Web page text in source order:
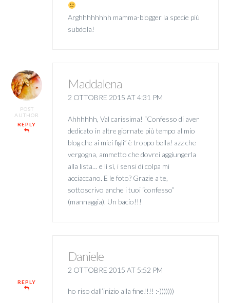
Arghhhhhhhh mamma-blogger la specie più
subdola!
POST
AUTHOR
REPLY
Maddalena
2 OTTOBRE 2015 AT 4:31 PM
Ahhhhhh, Val carissima! “Confesso di aver
dedicato in altre giornate più tempo al mio
blog che ai miei figli” è troppo bella! azz che
vergogna, ammetto che dovrei aggiungerla
alla lista… e lì sì, i sensi di colpa mi
acciaccano. E le foto? Grazie a te,
sottoscrivo anche i tuoi “confesso”
(mannaggia). Un bacio!!!
REPLY
Daniele
2 OTTOBRE 2015 AT 5:52 PM
ho riso dall’inizio alla fine!!!! :-)))))))